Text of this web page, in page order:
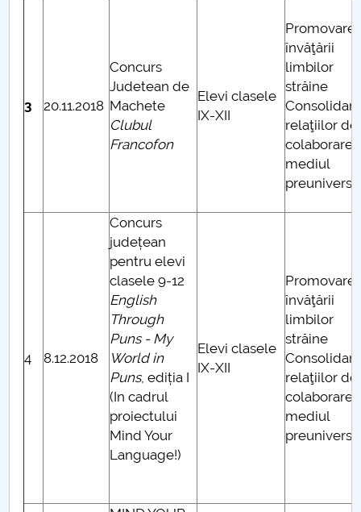
3 20.11.2018
Concurs
Judetean de
Machete
Clubul
Francofon
Elevi clasele
IX-XII
învăţării
limbilor
străine
relaţiilor de
colaborare
mediul
4 8.12.2018
Concurs
județean
pentru elevi
clasele 9-12
English
Through
Puns - My
World in
Puns, ediția I
(In cadrul
proiectului
Mind Your
Language!)
Elevi clasele
IX-XII
învăţării
limbilor
străine
relaţiilor de
colaborare
mediul